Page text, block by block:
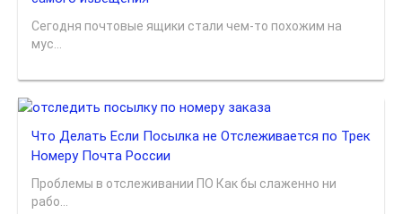
Сегодня почтовые ящики стали чем-то похожим на
мус...
Что Делать Если Посылка не Отслеживается по Трек
Номеру Почта России
Проблемы в отслеживании ПО Как бы слаженно ни
рабо...